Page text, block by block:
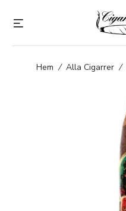
Hem / Alla Cigarrer /